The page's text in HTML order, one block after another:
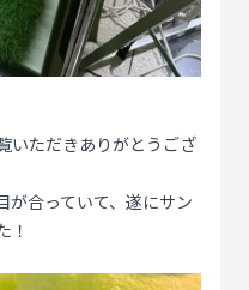
いただきありがとうござ
が合っていて、遂にサン
！